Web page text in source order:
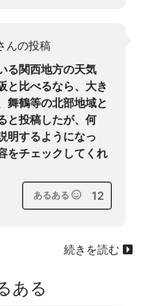
んの投稿
る関西地方の天気
と比べるなら、大き
舞鶴等の北部地域と
と投稿したが、何
明するようになっ
をチェックしてくれ
あるある 12
続きを読む
ある